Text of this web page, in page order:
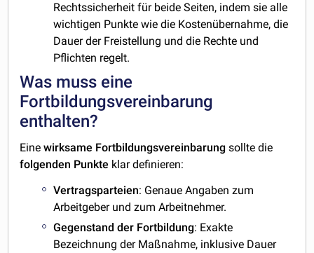
Rechtssicherheit für beide Seiten, indem sie alle
wichtigen Punkte wie die Kostenübernahme, die
Dauer der Freistellung und die Rechte und
Pflichten regelt.
Was muss eine
Fortbildungsvereinbarung
enthalten?
Einewirksame Fortbildungsvereinbarung sollte die
folgenden Punkte klar definieren:
Vertragsparteien: Genaue Angaben zum
Arbeitgeber und zum Arbeitnehmer.
Gegenstand der Fortbildung: Exakte
Bezeichnung der Maßnahme, inklusive Dauer